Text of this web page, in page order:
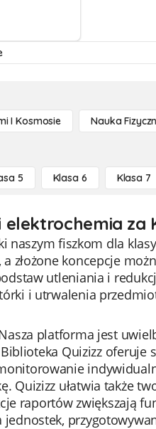
I Kosmosie Nauka
5 Klasa 6 Klasa 7
za
fiszkom dla
złożone koncepcje
utleniania i
i utrwalenia
platforma jest
Quizizz oferuje
Quizizz ułatwia także
raportów zwiększają